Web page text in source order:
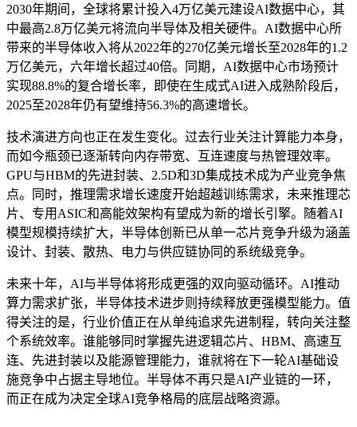
2030年期间，全球将累计投入4万亿美元建设AI数据中心，其
中最高2.8万亿美元将流向半导体及相关硬件。AI数据中心所
带来的半导体收入将从2022年的270亿美元增长至2028年的1.2
万亿美元，六年增长超过40倍。同期，AI数据中心市场预计
实现88.8%的复合增长率，即使在生成式AI进入成熟阶段后，
2025至2028年仍有望维持56.3%的高速增长。
技术演进方向也正在发生变化。过去行业关注计算能力本身，
而如今瓶颈已逐渐转向内存带宽、互连速度与热管理效率。
GPU与HBM的先进封装、2.5D和3D集成技术成为产业竞争焦
点。同时，推理需求增长速度开始超越训练需求，未来推理芯
片、专用ASIC和高能效架构有望成为新的增长引擎。随着AI
模型规模持续扩大，半导体创新已从单一芯片竞争升级为涵盖
设计、封装、散热、电力与供应链协同的系统级竞争。
未来十年，AI与半导体将形成更强的双向驱动循环。AI推动
算力需求扩张，半导体技术进步则持续释放更强模型能力。值
得关注的是，行业价值正在从单纯追求先进制程，转向关注整
个系统效率。谁能够同时掌握先进逻辑芯片、HBM、高速互
连、先进封装以及能源管理能力，谁就将在下一轮AI基础设
施竞争中占据主导地位。半导体不再只是AI产业链的一环，
而正在成为决定全球AI竞争格局的底层战略资源。